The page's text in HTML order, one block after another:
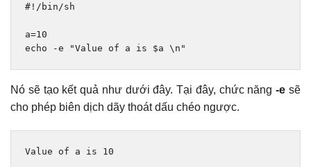
#!/bin/sh
a=10
echo
-e "Value of a is $a \n"
Nó sẽ tạo kết quả như dưới đây. Tại đây, chức năng -e sẽ
cho phép biên dịch dãy thoát dấu chéo ngược.
Value of a is 10